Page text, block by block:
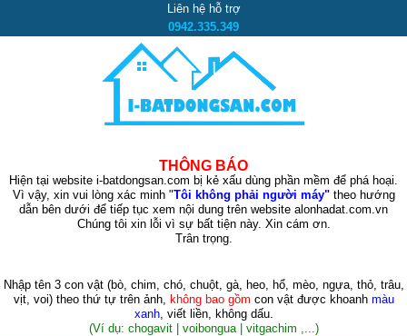
Liên hệ hỗ trợ
0942.335.349
THÔNG BÁO
Hiện tại website i-batdongsan.com bị kẻ xấu dùng phần mềm để phá hoại.
Vì vậy, xin vui lòng xác minh "Tôi không phải người máy"theo hướng
dẫn bên dưới để tiếp tục xem nội dung trên website alonhadat.com.vn
Chúng tôi xin lỗi vì sự bất tiện này. Xin cám ơn.
Trân trọng.
Nhập tên 3 con vật (bò, chim, chó, chuột, gà, heo, hổ, mèo, ngựa, thỏ, trâu,
vịt, voi)theo thứ tự trên ảnh, không bao gồm con vật được khoanh màu
xanh, viết liền, không dấu.
(Ví dụ: chogavit | voibongua | vitgachim ,...)